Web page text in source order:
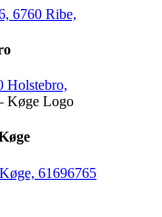
6760 Ribe,
Holstebro,
61696765